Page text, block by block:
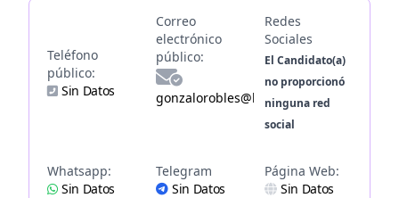
Teléfono
público:
Sin Datos
Correo
electrónico
público:
gonzalorobles@hotmail.com
Redes
Sociales
El Candidato(a)
no proporcionó
ninguna red
social
Whatsapp:
Sin Datos
Telegram
Sin Datos
Página Web:
Sin Datos